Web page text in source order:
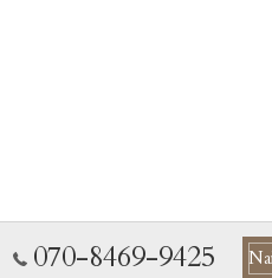
070-8469-9425